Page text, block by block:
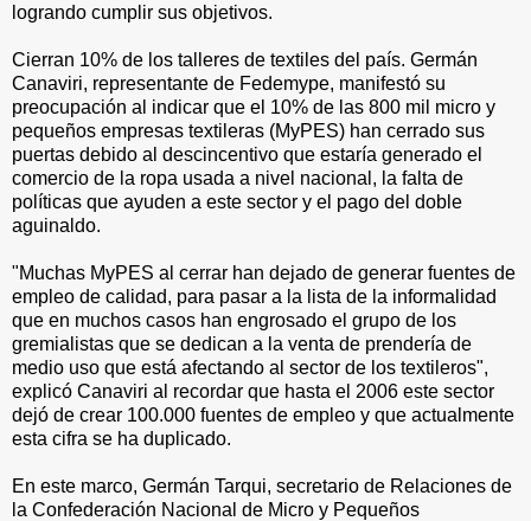
logrando cumplir sus objetivos.
Cierran 10% de los talleres de textiles del país. Germán
Canaviri, representante de Fedemype, manifestó su
preocupación al indicar que el 10% de las 800 mil micro y
pequeños empresas textileras (MyPES) han cerrado sus
puertas debido al descincentivo que estaría generado el
comercio de la ropa usada a nivel nacional, la falta de
políticas que ayuden a este sector y el pago del doble
aguinaldo.
"Muchas MyPES al cerrar han dejado de generar fuentes de
empleo de calidad, para pasar a la lista de la informalidad
que en muchos casos han engrosado el grupo de los
gremialistas que se dedican a la venta de prendería de
medio uso que está afectando al sector de los textileros",
explicó Canaviri al recordar que hasta el 2006 este sector
dejó de crear 100.000 fuentes de empleo y que actualmente
esta cifra se ha duplicado.
En este marco, Germán Tarqui, secretario de Relaciones de
la Confederación Nacional de Micro y Pequeños